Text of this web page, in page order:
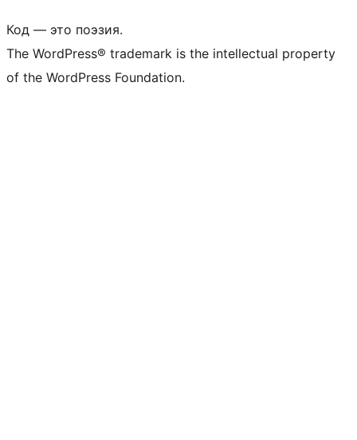
Код — это поэзия.
The WordPress® trademark is the intellectual property
of the WordPress Foundation.